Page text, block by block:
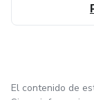
El contenido de